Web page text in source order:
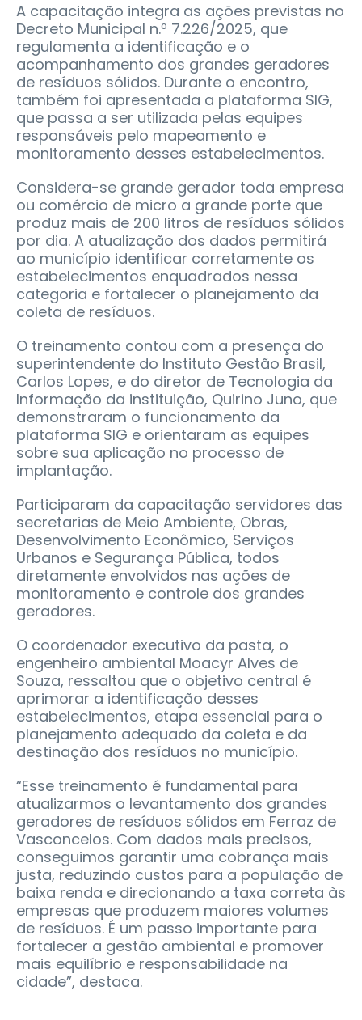
A capacitação integra as ações previstas no
Decreto Municipal n.º 7.226/2025, que
regulamenta a identificação e o
acompanhamento dos grandes geradores
de resíduos sólidos. Durante o encontro,
também foi apresentada a plataforma SIG,
que passa a ser utilizada pelas equipes
responsáveis pelo mapeamento e
monitoramento desses estabelecimentos.
Considera-se grande gerador toda empresa
ou comércio de micro a grande porte que
produz mais de 200 litros de resíduos sólidos
por dia. A atualização dos dados permitirá
ao município identificar corretamente os
estabelecimentos enquadrados nessa
categoria e fortalecer o planejamento da
coleta de resíduos.
O treinamento contou com a presença do
superintendente do Instituto Gestão Brasil,
Carlos Lopes, e do diretor de Tecnologia da
Informação da instituição, Quirino Juno, que
demonstraram o funcionamento da
plataforma SIG e orientaram as equipes
sobre sua aplicação no processo de
implantação.
Participaram da capacitação servidores das
secretarias de Meio Ambiente, Obras,
Desenvolvimento Econômico, Serviços
Urbanos e Segurança Pública, todos
diretamente envolvidos nas ações de
monitoramento e controle dos grandes
geradores.
O coordenador executivo da pasta, o
engenheiro ambiental Moacyr Alves de
Souza, ressaltou que o objetivo central é
aprimorar a identificação desses
estabelecimentos, etapa essencial para o
planejamento adequado da coleta e da
destinação dos resíduos no município.
“Esse treinamento é fundamental para
atualizarmos o levantamento dos grandes
geradores de resíduos sólidos em Ferraz de
Vasconcelos. Com dados mais precisos,
conseguimos garantir uma cobrança mais
justa, reduzindo custos para a população de
baixa renda e direcionando a taxa correta às
empresas que produzem maiores volumes
de resíduos. É um passo importante para
fortalecer a gestão ambiental e promover
mais equilíbrio e responsabilidade na
cidade”, destaca.